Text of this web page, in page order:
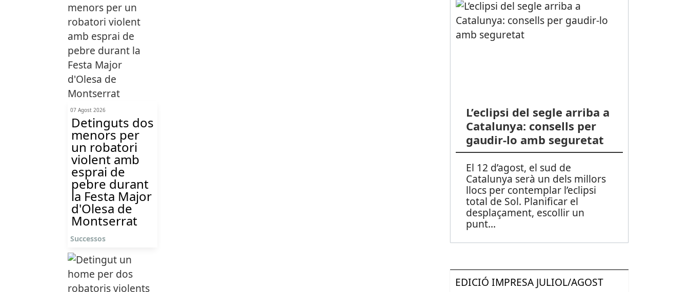
07 Agost 2026
Detinguts dos
menors per
un robatori
violent amb
esprai de
pebre durant
la Festa Major
d'Olesa de
Montserrat
Successos
L’eclipsi del segle arriba a
Catalunya: consells per
gaudir-lo amb seguretat
El 12 d’agost, el sud de
Catalunya serà un dels millors
llocs per contemplar l’eclipsi
total de Sol. Planificar el
desplaçament, escollir un
punt...
EDICIÓ IMPRESA JULIOL/AGOST